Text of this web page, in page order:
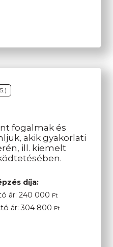
fogalmak és
akik gyakorlati
ill. kiemelt
díja:
ár: 240 000 Ft
ár:304 800 Ft